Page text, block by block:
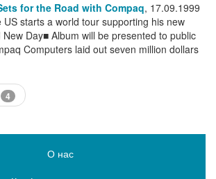
for the Road with Compaq, 17.09.1999
US starts a world tour supporting his new
Day■ Album will be presented to public
Computers laid out seven million dollars
4
О нас